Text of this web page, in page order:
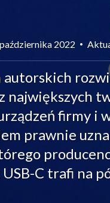
2022
największych
firmy i
prawnie
C trafi na